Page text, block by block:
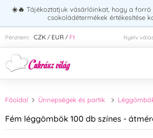
☀️🔥 Tájékoztatjuk vásárlóinkat, hogy a
csokoládétermékek értékesítése
Pénznem: CZK / EUR / Ft Nyelv
Adja meg a keresett kifejezést:
Főoldal Ünnepségek és partik
Fém léggömbök 100 db színes -